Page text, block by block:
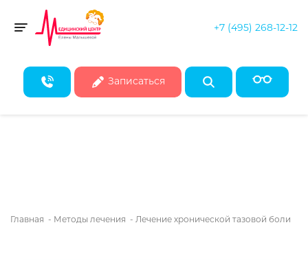
Toggle navigation +7 (495) 268-12-12
Записаться
Скидка 50% на все консультации врачей!*
августа
Главная - Методы лечения - Лечение хронической тазовой боли